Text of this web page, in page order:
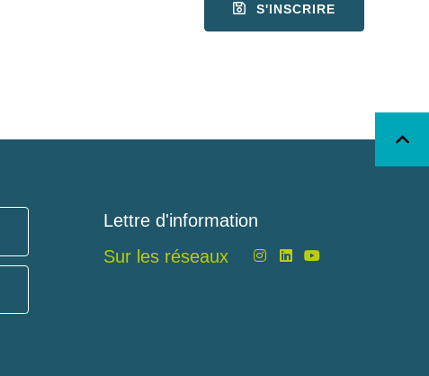
S'INSCRIRE
Lettre d'information
Sur les réseaux